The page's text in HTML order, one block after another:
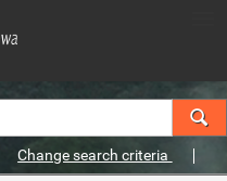
Change search criteria